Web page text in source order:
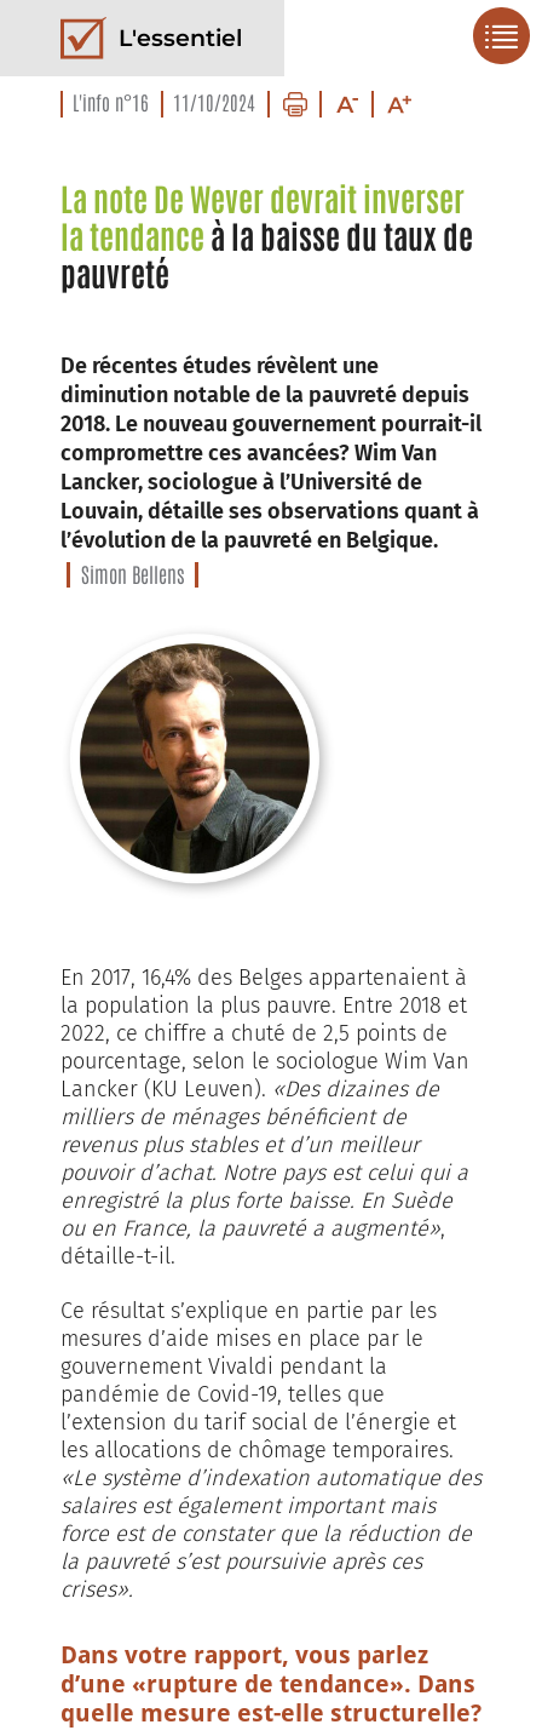
L'essentiel
L'info n°16 11/10/2024
La note De Wever devrait inverser
la tendance à la baisse du taux de
pauvreté
De récentes études révèlent une
diminution notable de la pauvreté depuis
2018. Le nouveau gouvernement pourrait-il
compromettre ces avancées? Wim Van
Lancker, sociologue à l’Université de
Louvain, détaille ses observations quant à
l’évolution de la pauvreté en Belgique.
Simon Bellens
En 2017, 16,4% des Belges appartenaient à
la population la plus pauvre. Entre 2018 et
2022, ce chiffre a chuté de 2,5 points de
pourcentage, selon le sociologue Wim Van
Lancker (KU Leuven). «Des dizaines de
milliers de ménages bénéficient de
revenus plus stables et d’un meilleur
pouvoir d’achat. Notre pays est celui qui a
enregistré la plus forte baisse. En Suède
ou en France, la pauvreté a augmenté»,
détaille-t-il.
Ce résultat s’explique en partie par les
mesures d’aide mises en place par le
gouvernement Vivaldi pendant la
pandémie de Covid-19, telles que
l’extension du tarif social de l’énergie et
les allocations de chômage temporaires.
«Le système d’indexation automatique des
salaires est également important mais
force est de constater que la réduction de
la pauvreté s’est poursuivie après ces
crises».
Dans votre rapport, vous parlez
d’une «rupture de tendance». Dans
quelle mesure est-elle structurelle?